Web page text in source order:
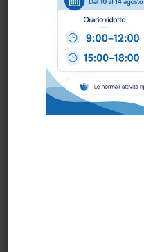
Spegnereil
nebulizzare il
sulla superficie.
Lasciare agire
Frizionarecon